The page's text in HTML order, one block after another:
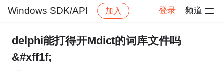
Windows SDK/API 加入 登录 频道
社区 Windows SDK/API 帖子详情
delphi能打得开Mdict的词库文件吗
&#xff1f;